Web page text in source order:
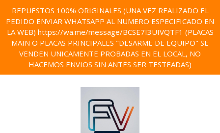
REPUESTOS 100% ORIGINALES (UNA VEZ REALIZADO EL
PEDIDO ENVIAR WHATSAPP AL NUMERO ESPECIFICADO EN
LA WEB) https://wa.me/message/BCSE7I3UIVQTF1 (PLACAS
MAIN O PLACAS PRINCIPALES "DESARME DE EQUIPO" SE
VENDEN UNICAMENTE PROBADAS EN EL LOCAL, NO
HACEMOS ENVIOS SIN ANTES SER TESTEADAS)